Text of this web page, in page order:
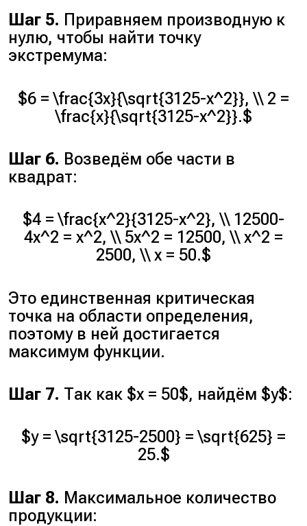
Шаг 5. Приравняем производную к
нулю, чтобы найти точку
экстремума:
$6 = \frac{3x}{\sqrt{3125-x^2}}, \\ 2 =
\frac{x}{\sqrt{3125-x^2}}.$
Шаг 6. Возведём обе части в
квадрат:
$4 = \frac{x^2}{3125-x^2}, \\ 12500-
4x^2 = x^2, \\ 5x^2 = 12500, \\ x^2 =
2500, \\ x = 50.$
Это единственная критическая
точка на области определения,
поэтому в ней достигается
максимум функции.
Шаг 7. Так как $x = 50$, найдём $y$:
$y = \sqrt{3125-2500} = \sqrt{625} =
25.$
Шаг 8. Максимальное количество
продукции: